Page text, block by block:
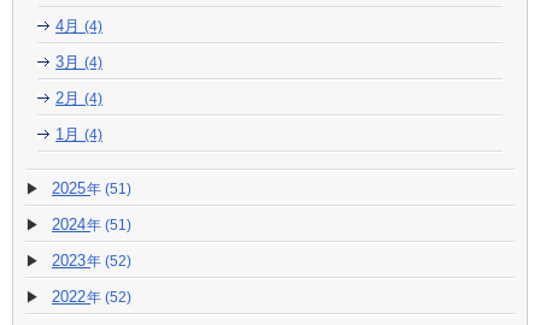
4月 (4)
3月 (4)
2月 (4)
1月 (4)
2025 (51)
2024 (51)
2023 (52)
2022 (52)